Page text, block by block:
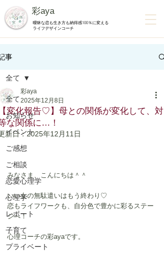
彩aya
曖昧な恋も生き方も納得感100％に変える
ライフデザインコーチ
事
全て
お知らせ
イベント
ご感想
ご相談
恋愛心理学
心理学
レポート
子育て
プライベート
全て
変化報告♡】母との関係が変化して、対
な関係に…！
彩aya
2025年12月8日
新日：2025年12月11日
みなさま、こんにちは＾＾
いい女の無駄遣いはもう終わり♡
恋もライフワークも、自分色で豊かに彩るステー
ジへ！
心理コーチの彩ayaです。